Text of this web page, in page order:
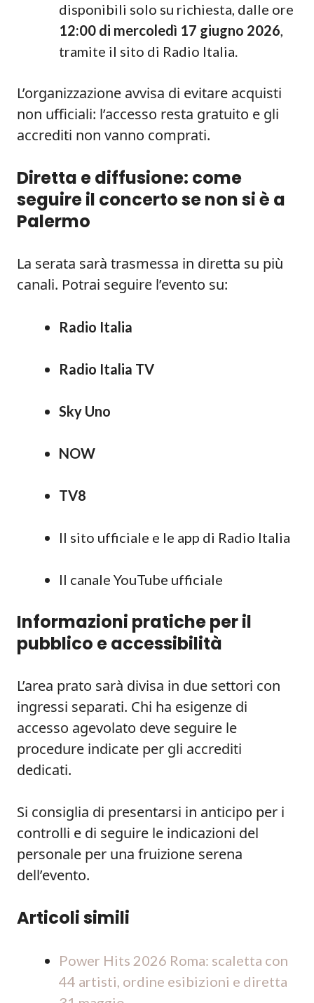
disponibili solo su richiesta, dalle ore
12:00 di mercoledì 17 giugno 2026,
tramite il sito di Radio Italia.
L’organizzazione avvisa di evitare acquisti
non ufficiali: l’accesso resta gratuito e gli
accrediti non vanno comprati.
Diretta e diffusione: come
seguire il concerto se non si è a
Palermo
La serata sarà trasmessa in diretta su più
canali. Potrai seguire l’evento su:
Radio Italia
Radio Italia TV
Sky Uno
NOW
TV8
Il sito ufficiale e le app di Radio Italia
Il canale YouTube ufficiale
Informazioni pratiche per il
pubblico e accessibilità
L’area prato sarà divisa in due settori con
ingressi separati. Chi ha esigenze di
accesso agevolato deve seguire le
procedure indicate per gli accrediti
dedicati.
Si consiglia di presentarsi in anticipo per i
controlli e di seguire le indicazioni del
personale per una fruizione serena
dell’evento.
Articoli simili
Power Hits 2026 Roma: scaletta con
44 artisti, ordine esibizioni e diretta